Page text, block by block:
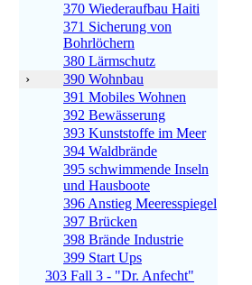
370 Wiederaufbau Haiti
371 Sicherung von
Bohrlöchern
380 Lärmschutz
›
390 Wohnbau
391 Mobiles Wohnen
392 Bewässerung
393 Kunststoffe im Meer
394 Waldbrände
395 schwimmende Inseln
und Hausboote
396 Anstieg Meeresspiegel
397 Brücken
398 Brände Industrie
399 Start Ups
303 Fall 3 - "Dr. Anfecht"